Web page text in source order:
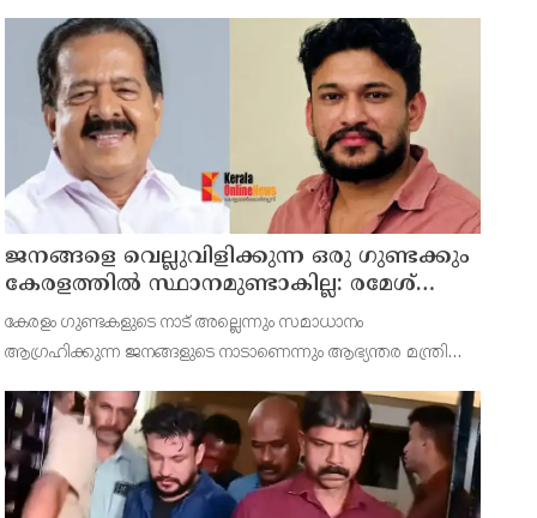
ജനങ്ങളെ വെല്ലുവിളിക്കുന്ന ഒരു ഗുണ്ടക്കും
കേരളത്തില്‍ സ്ഥാനമുണ്ടാകില്ല: രമേശ്
ചെന്നിത്തല
കേരളം ഗുണ്ടകളുടെ നാട് അല്ലെന്നും സമാധാനം
ആഗ്രഹിക്കുന്ന ജനങ്ങളുടെ നാടാണെന്നും ആഭ്യന്തര മന്ത്രി